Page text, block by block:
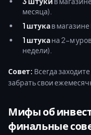
месяца).
1 штукав магазине
1 штукана 2-м
недели).
Совет: Всегда
забрать свои
Мифы об
финальные